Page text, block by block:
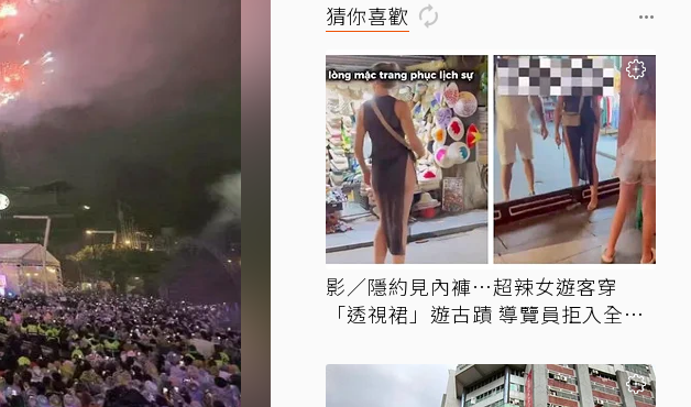
猜你喜歡
影／隱約見內褲…超辣女遊客穿
「透視裙」遊古蹟 導覽員拒入全網